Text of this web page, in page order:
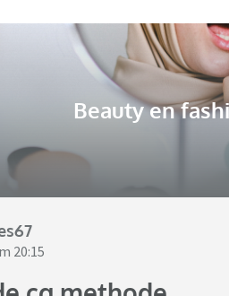
Beauty en
20:15